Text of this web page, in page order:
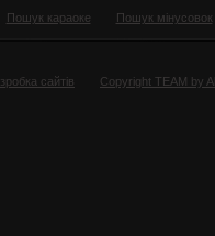
Пошук караоке Пошук мінусовок
сайтів Copyright TEAM by